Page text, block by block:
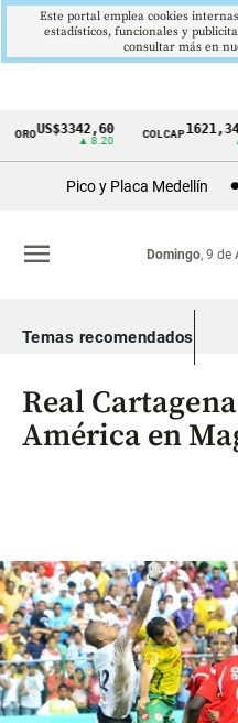
Cintillo
Colombia
OROUS$3342,60
▲ 8.20
COLCAP1621,34
▲
Pico y Placa Medellín
Domingo, 9 de
menu
Temas recomendados
Real
América en
Este portal emplea cookies
estadísticos, funcionales y
consultar más en